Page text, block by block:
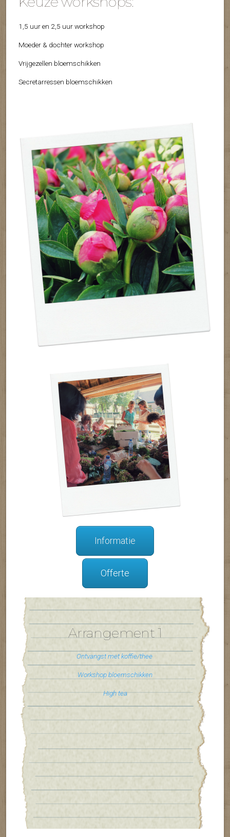
1,5 uur en 2,5 uur workshop
Moeder & dochter workshop
Vrijgezellen bloemschikken
Secretarressen bloemschikken
Informatie
Offerte
Arrangement 1
Ontvangst met koffie/thee
Workshopbloemschikken
High tea